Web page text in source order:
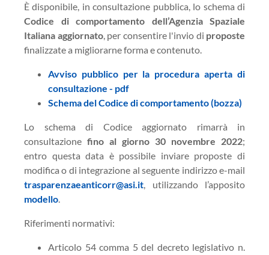
È disponibile, in consultazione pubblica, lo schema di
Codice di comportamento dell’Agenzia Spaziale
Italiana aggiornato, per consentire l'invio di proposte
finalizzate a migliorarne forma e contenuto.
Avviso pubblico per la procedura aperta di
consultazione - pdf
Schema del Codice di comportamento (bozza)
Lo schema di Codice aggiornato rimarrà in
consultazione fino al giorno 30 novembre 2022;
entro questa data è possibile inviare proposte di
modifica o di integrazione al seguente indirizzo e-mail
trasparenzaeanticorr@asi.it, utilizzando l’apposito
modello.
Riferimenti normativi:
Articolo 54 comma 5 del decreto legislativo n.